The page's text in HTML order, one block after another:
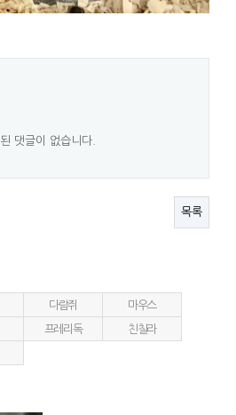
댓글이 없습니다.
목록
다람쥐 마우스
프레리독 친칠라